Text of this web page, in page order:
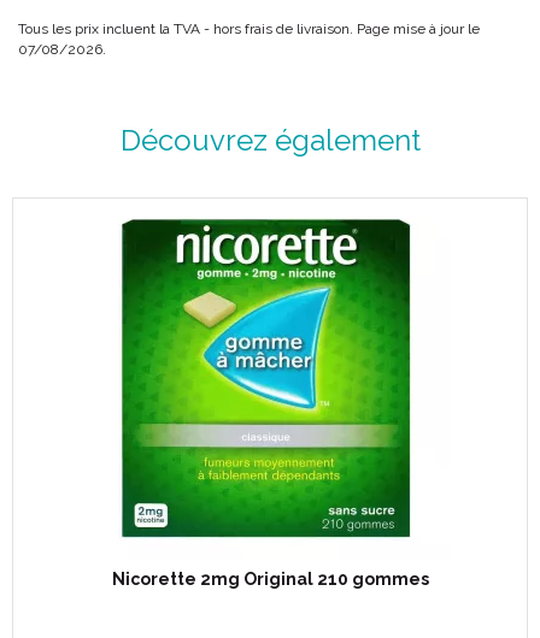
Tous les prix incluent la TVA - hors frais de livraison. Page mise à jour le
07/08/2026.
Découvrez également
Nicorette 2mg Original 210 gommes